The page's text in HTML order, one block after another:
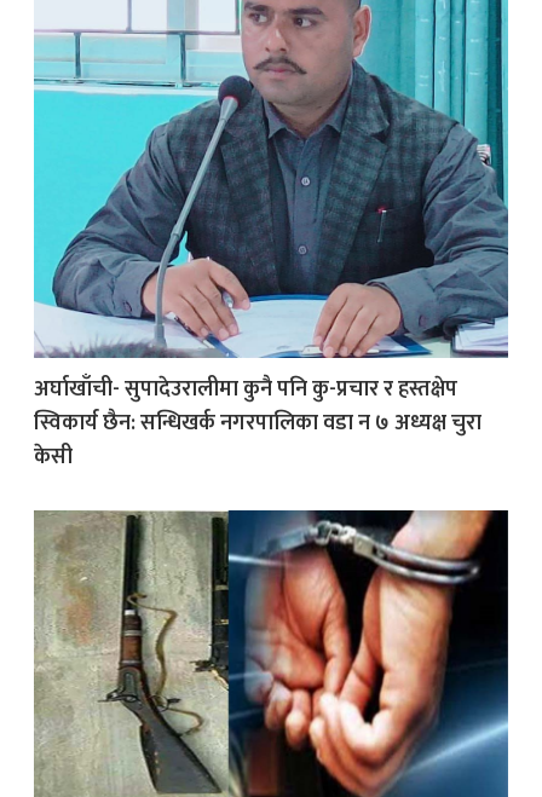
अर्घाखाँची- सुपादेउरालीमा कुनै पनि कु-प्रचार र हस्तक्षेप
स्विकार्य छैन: सन्धिखर्क नगरपालिका वडा न ७ अध्यक्ष चुरा
केसी